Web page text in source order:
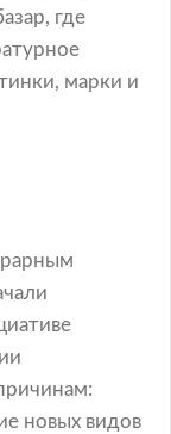
где
марки и
новых видов